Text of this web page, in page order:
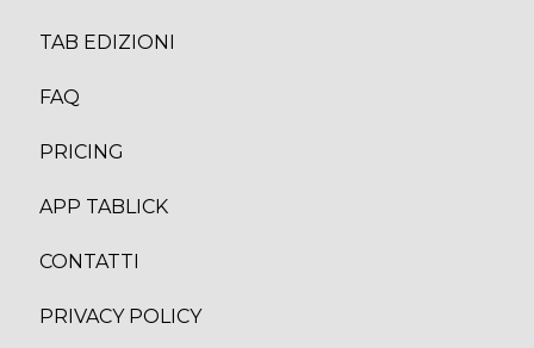
TAB EDIZIONI
FAQ
PRICING
APP TABLICK
CONTATTI
PRIVACY POLICY